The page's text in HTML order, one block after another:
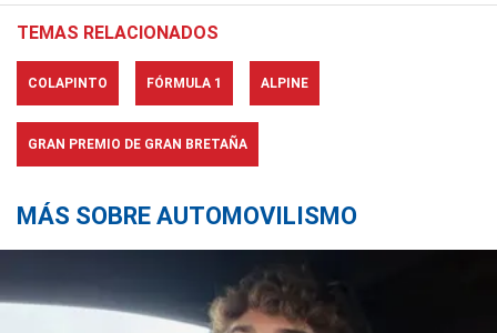
TEMAS RELACIONADOS
COLAPINTO FÓRMULA 1 ALPINE
GRAN PREMIO DE GRAN BRETAÑA
MÁS SOBRE AUTOMOVILISMO